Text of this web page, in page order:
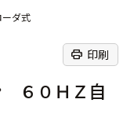
ーダ式
print 印刷
６０ＨＺ自